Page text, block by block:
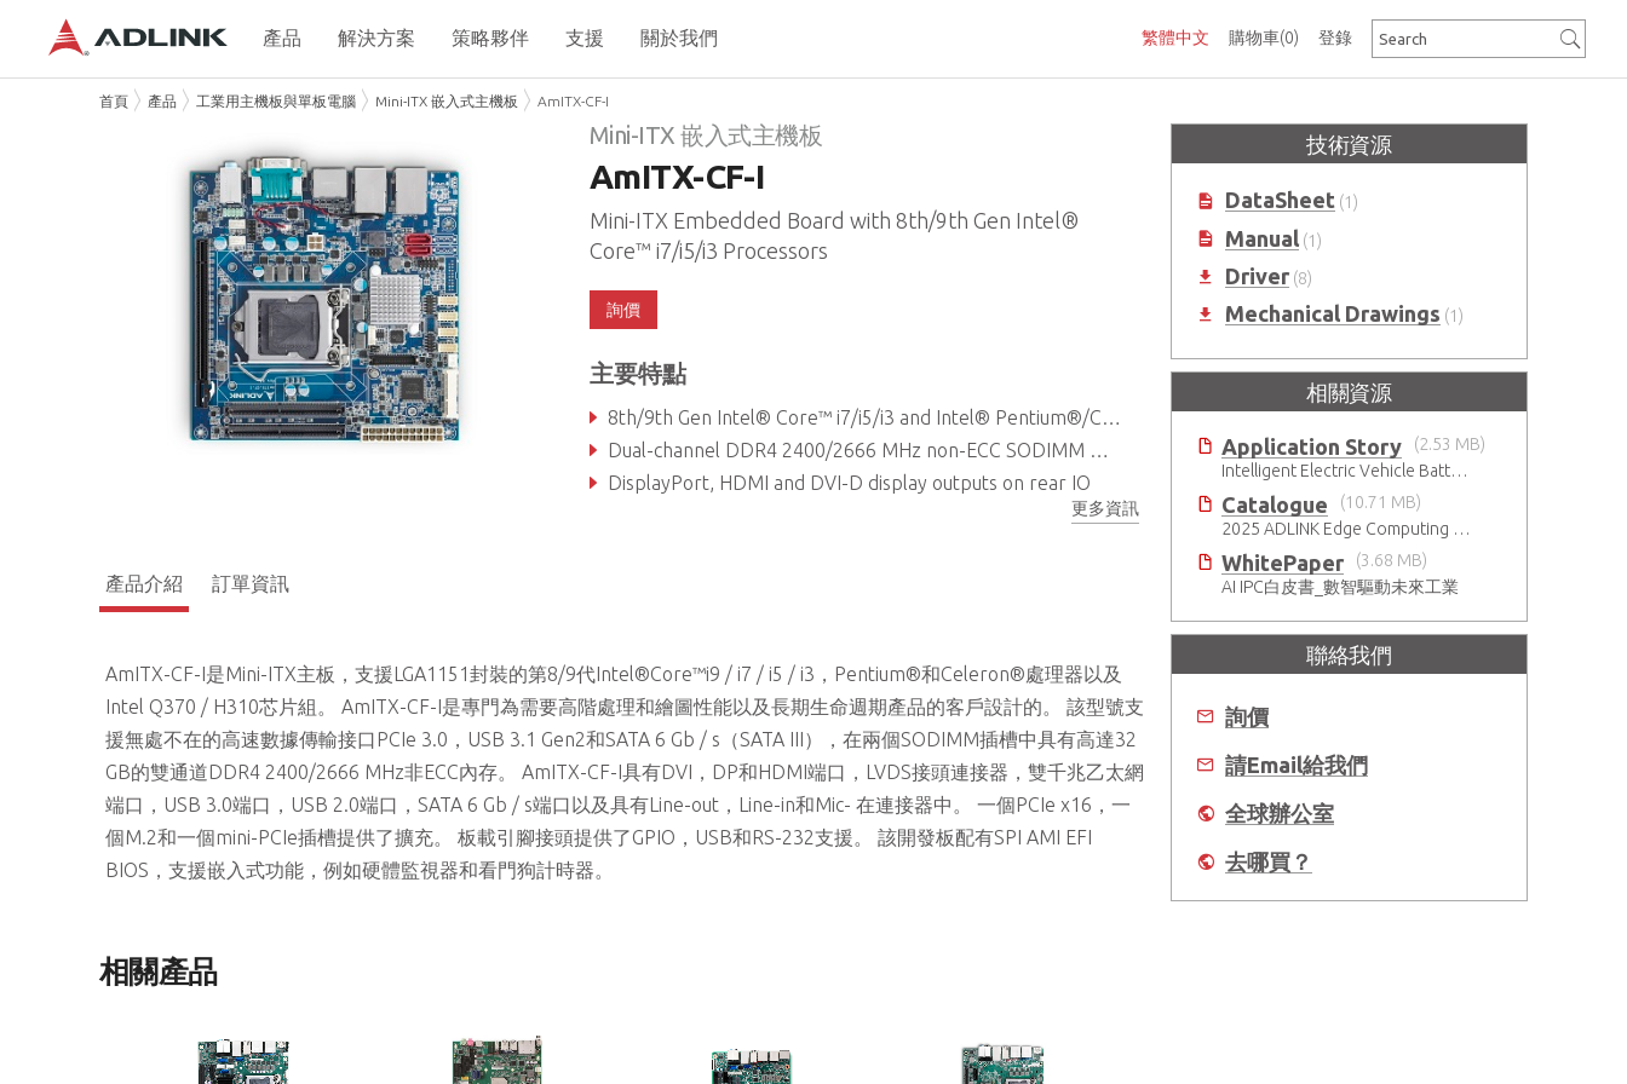
購物車(0)
繁體中文 登錄
產品 解決方案 策略夥伴 支援 關於我們
首頁 產品 工業用主機板與單板電腦 Mini-ITX 嵌入式主機板 AmITX-CF-I
Mini-ITX 嵌入式主機板
AmITX-CF-I
Mini-ITX Embedded Board with 8th/9th Gen Intel®
Core™ i7/i5/i3 Processors
詢價
主要特點
8th/9th Gen Intel® Core™ i7/i5/i3 and Intel® Pentium®/Celeron®
Dual-channel DDR4 2400/2666 MHz non-ECC SODIMM memory up to 32 GB (dependent on CPU)
DisplayPort, HDMI and DVI-D display outputs on rear IO
更多資訊
產品介紹 訂單資訊
AmITX-CF-I是Mini-ITX主板，支援LGA1151封裝的第8/9代Intel®Core™i9 / i7 / i5 / i3，Pentium®和Celeron®處理器以及
Intel Q370 / H310芯片組。 AmITX-CF-I是專門為需要高階處理和繪圖性能以及長期生命週期產品的客戶設計的。 該型號支
援無處不在的高速數據傳輸接口PCIe 3.0，USB 3.1 Gen2和SATA 6 Gb / s（SATA III），在兩個SODIMM插槽中具有高達32
GB的雙通道DDR4 2400/2666 MHz非ECC內存。 AmITX-CF-I具有DVI，DP和HDMI端口，LVDS接頭連接器，雙千兆乙太網
端口，USB 3.0端口，USB 2.0端口，SATA 6 Gb / s端口以及具有Line-out，Line-in和Mic- 在連接器中。 一個PCIe x16，一
個M.2和一個mini-PCIe插槽提供了擴充。 板載引腳接頭提供了GPIO，USB和RS-232支援。 該開發板配有SPI AMI EFI
BIOS，支援嵌入式功能，例如硬體監視器和看門狗計時器。
相關產品
技術資源
DataSheet (1)
Manual (1)
Driver (8)
Mechanical Drawings (1)
相關資源
Application Story
(2.53 MB)
Intelligent Electric Vehicle Battery Manufacturing Solutions
Catalogue
(10.71 MB)
2025 ADLINK Edge Computing Platforms Catalog
WhitePaper
(3.68 MB)
AI IPC白皮書_數智驅動未來工業
聯絡我們
詢價
請Email給我們
全球辦公室
去哪買？